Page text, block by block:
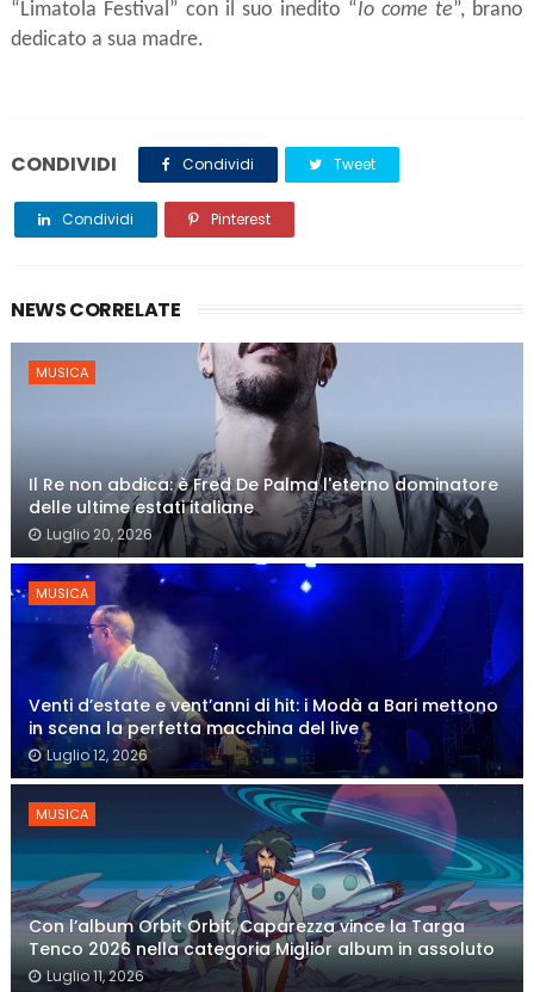
“Limatola Festival” con il suo inedito “Io come te”, brano
dedicato a sua madre.
CONDIVIDI Condividi Tweet
Condividi Pinterest
NEWS CORRELATE
MUSICA
Il Re non abdica: è Fred De Palma l'eterno dominatore
delle ultime estati italiane
Luglio 20, 2026
MUSICA
Venti d’estate e vent’anni di hit: i Modà a Bari mettono
in scena la perfetta macchina del live
Luglio 12, 2026
MUSICA
Con l’album Orbit Orbit, Caparezza vince la Targa
Tenco 2026 nella categoria Miglior album in assoluto
Luglio 11, 2026